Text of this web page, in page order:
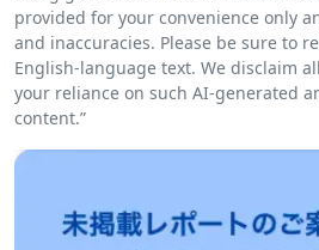
provided for your convenience only
and inaccuracies. Please be sure to
English-language text. We disclaim
your reliance on such AI-generated
content.”